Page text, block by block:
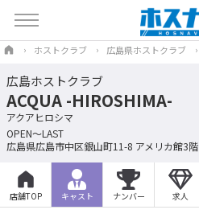
ホストクラブ 広島県ホストクラブ
広島ホストクラブ
ACQUA -HIROSHIMA-
アクアヒロシマ
OPEN～LAST
広島県広島市中区銀山町11-8 アメリカ館3階
店舗TOP キャスト ナンバー 求人